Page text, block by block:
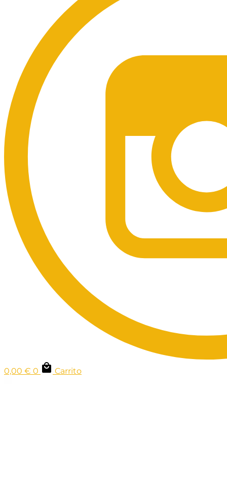
0,00 € 0 Carrito